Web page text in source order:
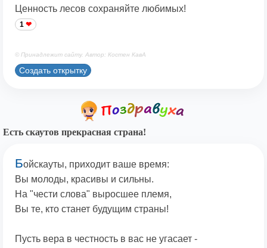
Ценность лесов сохраняйте любимых!
1
© Принадлежит сайту. Автор: Костен КавА
Создать открытку
Есть скаутов прекрасная страна!
Бойскауты, приходит ваше время:
Вы молоды, красивы и сильны.
На "чести слова" выросшее племя,
Вы те, кто станет будущим страны!
Пусть вера в честность в вас не угасает -